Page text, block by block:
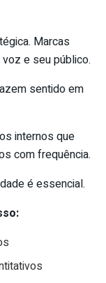
Marcas
e seu público.
sentido em
internos que
com frequência.
é essencial.